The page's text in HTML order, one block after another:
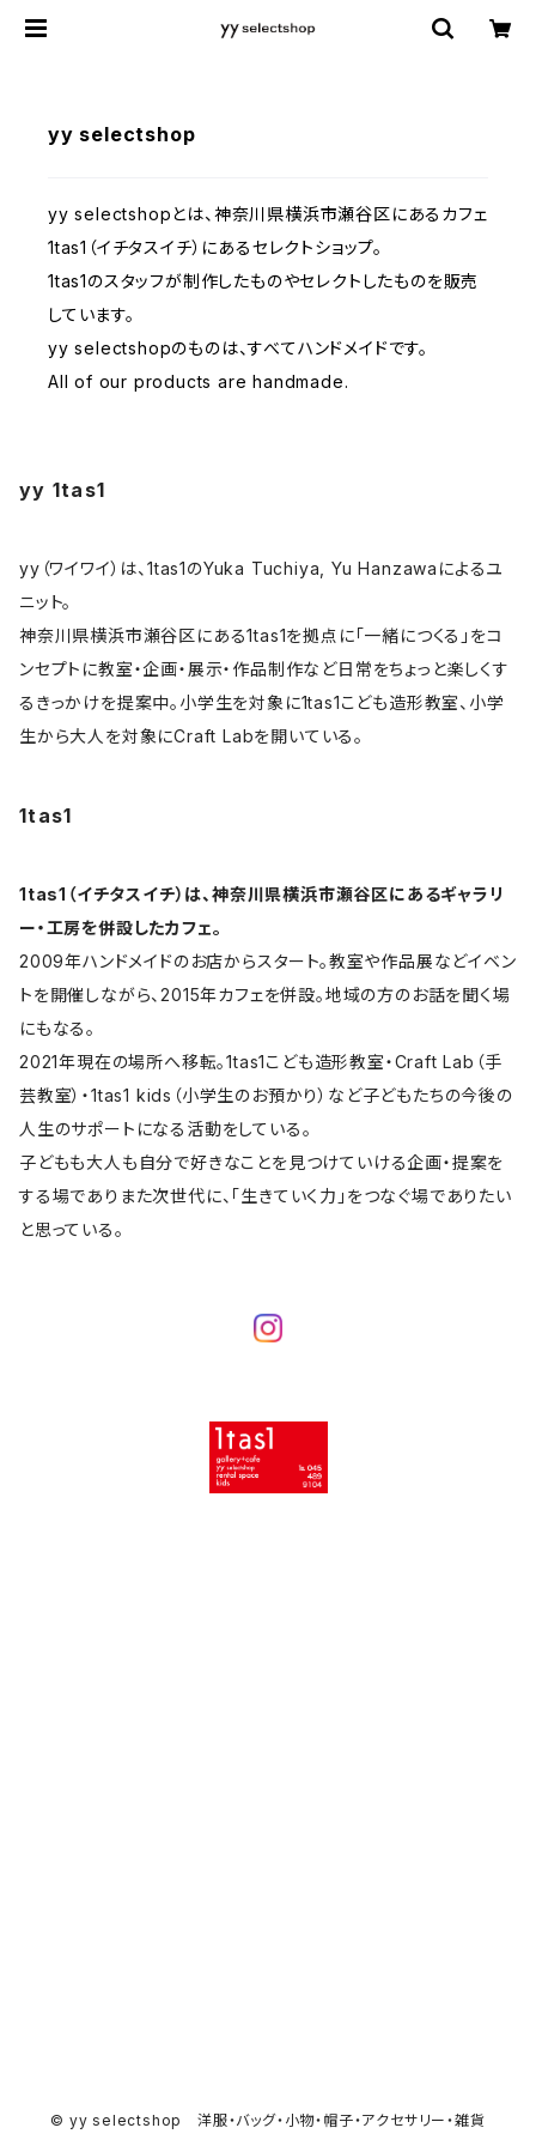
yy selectshop
yy selectshopとは、神奈川県横浜市瀬谷区にあるカフェ
1tas1（イチタスイチ）にあるセレクトショップ。
1tas1のスタッフが制作したものやセレクトしたものを販売
しています。
yy selectshopのものは、すべてハンドメイドです。
All of our products are handmade.
yy 1tas1
yy（ワイワイ）は、1tas1のYuka Tuchiya, Yu Hanzawaによるユ
ニット。
神奈川県横浜市瀬谷区にある1tas1を拠点に「一緒につくる」をコ
ンセプトに教室・企画・展示・作品制作など日常をちょっと楽しくす
るきっかけを提案中。小学生を対象に1tas1こども造形教室、小学
生から大人を対象にCraft Labを開いている。
1tas1
1tas1（イチタスイチ）は、神奈川県横浜市瀬谷区にあるギャラリ
ー・工房を併設したカフェ。
2009年ハンドメイドのお店からスタート。教室や作品展などイベン
トを開催しながら、2015年カフェを併設。地域の方のお話を聞く場
にもなる。
2021年現在の場所へ移転。1tas1こども造形教室・Craft Lab（手
芸教室）・1tas1 kids（小学生のお預かり）など子どもたちの今後の
人生のサポートになる活動をしている。
子どもも大人も自分で好きなことを見つけていける企画・提案を
する場でありまた次世代に、「生きていく力」をつなぐ場でありたい
と思っている。
© yy selectshop 洋服・バッグ・小物・帽子・アクセサリー・雑貨